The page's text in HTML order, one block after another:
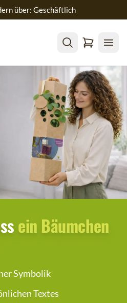
über: Geschäftlich
ein Bäumchen
Symbolik
Textes